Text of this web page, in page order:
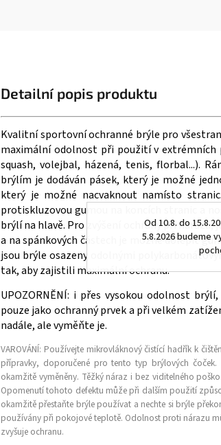
Od 10.8. do
5.8.2026 budeme
Detailní popis produktu
Kvalitní sportovní ochranné brýle pro
maximální odolnost při použití v extrémních
squash, volejbal, házená, tenis, florbal...).
brýlím je dodáván pásek, který je možné
který je možné nacvaknout namísto
protiskluzovou gumou na koncích stranic a
brýlí na hlavě. Pro zvýšení ochrany při
a na spánkových částech je možné dolepit
jsou brýle osazeny odolnými
tak, aby zajistili maximální ochranu.
UPOZORNĚNÍ: i přes vysokou odolnost
pouze jako ochranný prvek a při velkém
nadále, ale vyměňte je.
VAROVÁNÍ: Používejte mikrovláknový čistící hadřík k
přípravky, doporučené pro tento typ brýlových
okamžitě vyměněny. Těžký náraz i bez viditelného
Opomenutí tohoto defektu může při dalším použití
okamžitě přestaňte brýle používat a nechte si brýle
používány při pokojové teplotě. Odolnost proti nárazu
zvyšuje ochranu.